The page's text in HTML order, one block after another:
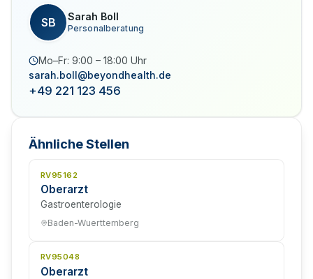
SB Sarah Boll
Personalberatung
Mo–Fr: 9:00 – 18:00 Uhr
sarah.boll@beyondhealth.de
+49 221 123 456
Ähnliche Stellen
RV95162
Oberarzt
Gastroenterologie
Baden-Wuerttemberg
RV95048
Oberarzt